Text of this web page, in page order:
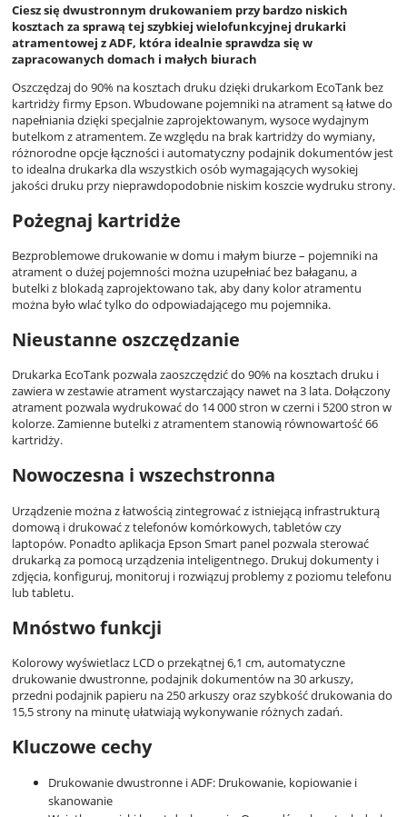
Ciesz się dwustronnym drukowaniem przy bardzo niskich
kosztach za sprawą tej szybkiej wielofunkcyjnej drukarki
atramentowej z ADF, która idealnie sprawdza się w
zapracowanych domach i małych biurach
Oszczędzaj do 90% na kosztach druku dzięki drukarkom EcoTank bez
kartridży firmy Epson. Wbudowane pojemniki na atrament są łatwe do
napełniania dzięki specjalnie zaprojektowanym, wysoce wydajnym
butelkom z atramentem. Ze względu na brak kartridży do wymiany,
różnorodne opcje łączności i automatyczny podajnik dokumentów jest
to idealna drukarka dla wszystkich osób wymagających wysokiej
jakości druku przy nieprawdopodobnie niskim koszcie wydruku strony.
Pożegnaj kartridże
Bezproblemowe drukowanie w domu i małym biurze – pojemniki na
atrament o dużej pojemności można uzupełniać bez bałaganu, a
butelki z blokadą zaprojektowano tak, aby dany kolor atramentu
można było wlać tylko do odpowiadającego mu pojemnika.
Nieustanne oszczędzanie
Drukarka EcoTank pozwala zaoszczędzić do 90% na kosztach druku i
zawiera w zestawie atrament wystarczający nawet na 3 lata. Dołączony
atrament pozwala wydrukować do 14 000 stron w czerni i 5200 stron w
kolorze. Zamienne butelki z atramentem stanowią równowartość 66
kartridży.
Nowoczesna i wszechstronna
Urządzenie można z łatwością zintegrować z istniejącą infrastrukturą
domową i drukować z telefonów komórkowych, tabletów czy
laptopów. Ponadto aplikacja Epson Smart panel pozwala sterować
drukarką za pomocą urządzenia inteligentnego. Drukuj dokumenty i
zdjęcia, konfiguruj, monitoruj i rozwiązuj problemy z poziomu telefonu
lub tabletu.
Mnóstwo funkcji
Kolorowy wyświetlacz LCD o przekątnej 6,1 cm, automatyczne
drukowanie dwustronne, podajnik dokumentów na 30 arkuszy,
przedni podajnik papieru na 250 arkuszy oraz szybkość drukowania do
15,5 strony na minutę ułatwiają wykonywanie różnych zadań.
Kluczowe cechy
Drukowanie dwustronne i ADF: Drukowanie, kopiowanie i
skanowanie